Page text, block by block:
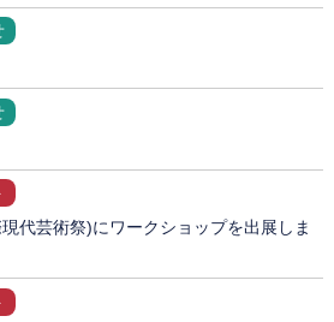
代芸術祭)にワークショップを出展しま